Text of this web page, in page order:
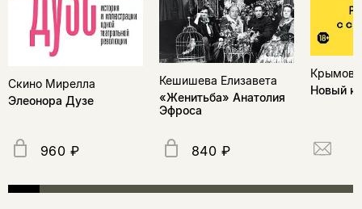
Скино Мирелла
Элеонора Дузе
960 ₽
Кешишева Елизавета
«Женитьба» Анатолия
Эфроса
840 ₽
Крымов
Новый